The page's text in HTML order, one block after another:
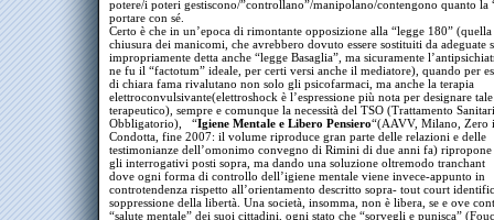
potere/i poteri gestiscono/”controllano”/manipolano/contengono quanto la
portare con sé.
Certo è che in un’epoca di rimontante opposizione alla “legge 180” (quella
chiusura dei manicomi, che avrebbero dovuto essere sostituiti da adeguate
impropriamente detta anche “legge Basaglia”, ma sicuramente
ne fu il “factotum” ideale, per certi versi anche il mediatore), quando per
di chiara fama rivalutano non solo gli psicofarmaci, ma anche la terapia
elettroconvulsivante(elettroshock è l’espressione più nota per designare
terapeutico), sempre e comunque la necessità del TSO (Trattamento
Obbligatorio), “Igiene Mentale e Libero Pensiero“(AAVV, Milano, Zero
Condotta, fine 2007: il volume riproduce gran parte delle relazioni e delle
testimonianze dell’omonimo convegno di Rimini di due anni fa)
gli interrogativi posti sopra, ma dando una soluzione oltremodo
dove ogni forma di controllo dell’igiene mentale viene invece-appunto in
controtendenza rispetto all’orientamento descritto sopra- tout court
soppressione della libertà. Una società, insomma, non è libera, se e ove
“salute mentale” dei suoi cittadini, ogni stato che “sorvegli e punisca”